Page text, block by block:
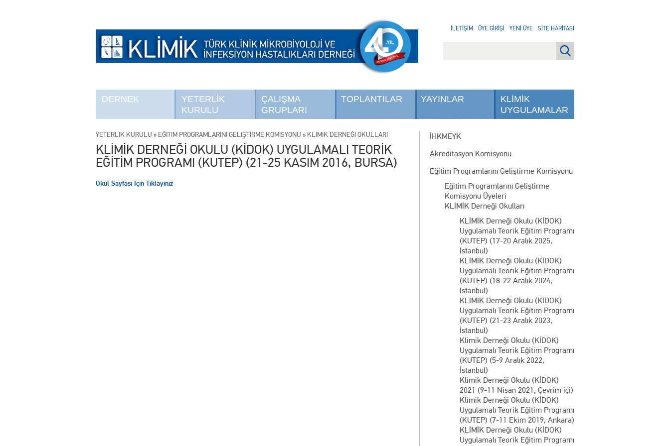
DERNEK
YETERLİK
KURULU
ÇALIŞMA
GRUPLARI
TOPLANTILAR YAYINLAR
KLİMİK
UYGULAMALAR
İLETİŞİM ÜYE GİRİŞİ YENİ ÜYE SİTE HARİTASI
İHKMEYK
Akreditasyon Komisyonu
Eğitim Programlarını Geliştirme Komisyonu
Eğitim Programlarını Geliştirme
Komisyonu Üyeleri
KLİMİK Derneği Okulları
KLİMİK Derneği Okulu (KİDOK)
Uygulamalı Teorik Eğitim Programı
(KUTEP) (17-20 Aralık 2025,
İstanbul)
KLİMİK Derneği Okulu (KİDOK)
Uygulamalı Teorik Eğitim Programı
(KUTEP) (18-22 Aralık 2024,
İstanbul)
KLİMİK Derneği Okulu (KİDOK)
Uygulamalı Teorik Eğitim Programı
(KUTEP) (21-23 Aralık 2023,
İstanbul)
Klimik Derneği Okulu (KİDOK)
Uygulamalı Teorik Eğitim Programı
(KUTEP) (5-9 Aralık 2022,
İstanbul)
Klimik Derneği Okulu (KİDOK)
2021 (9-11 Nisan 2021, Çevrim içi)
Klimik Derneği Okulu (KİDOK)
Uygulamalı Teorik Eğitim Programı
(KUTEP) (7-11 Ekim 2019, Ankara)
KLİMİK Derneği Okulu (KİDOK)
Uygulamalı Teorik Eğitim Programı
YETERLİK KURULU » EĞİTİM PROGRAMLARINI GELİŞTİRME KOMİSYONU » KLİMİK DERNEĞİ OKULLARI
KLİMİK DERNEĞİ OKULU (KİDOK) UYGULAMALI TEORİK
EĞİTİM PROGRAMI (KUTEP) (21-25 KASIM 2016, BURSA)
Okul Sayfası İçin Tıklayınız